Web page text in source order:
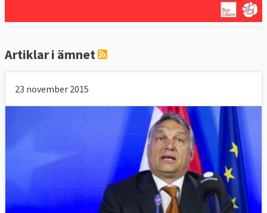
Artiklar i ämnet
23 november 2015